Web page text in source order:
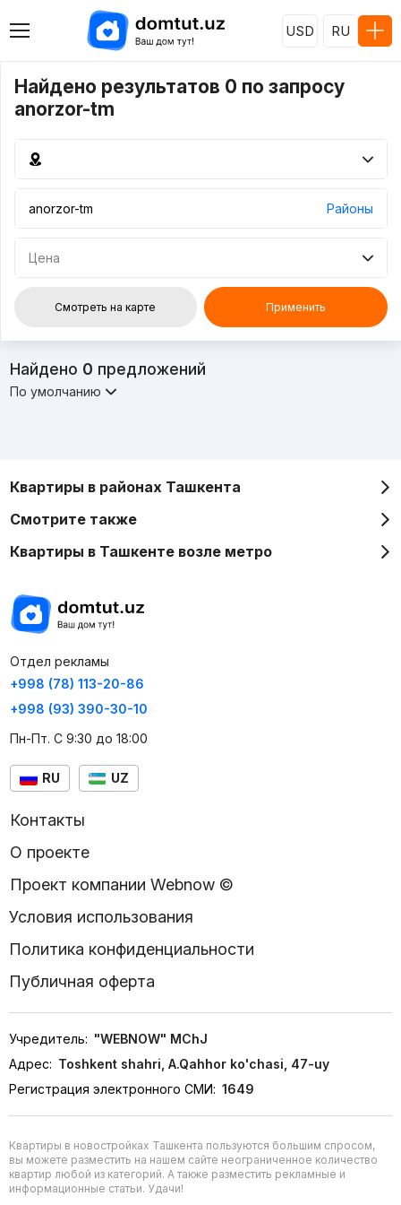
USD RU
Найдено результатов 0 по запросу
anorzor-tm
Районы
Цена
Смотреть на карте Применить
Найдено 0 предложений
По умолчанию
Квартиры в районах Ташкента
Смотрите также
Квартиры в Ташкенте возле метро
Отдел рекламы
+998 (78) 113-20-86
+998 (93) 390-30-10
Пн-Пт. С 9:30 до 18:00
RU UZ
Контакты
О проекте
Проект компании Webnow ©
Условия использования
Политика конфиденциальности
Публичная оферта
Учредитель: "WEBNOW" MChJ
Адрес: Toshkent shahri, A.Qahhor ko'chasi, 47-uy
Регистрация электронного СМИ: 1649
Квартиры в новостройках Ташкента пользуются большим спросом,
вы можете разместить на нашем сайте неограниченное количество
квартир любой из категорий. А также разместить рекламные и
информационные статьи. Удачи!